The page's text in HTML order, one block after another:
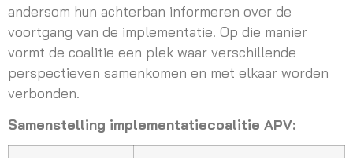
andersom hun achterban informeren over de
voortgang van de implementatie. Op die manier
vormt de coalitie een plek waar verschillende
perspectieven samenkomen en met elkaar worden
verbonden.
Samenstelling implementatiecoalitie APV: